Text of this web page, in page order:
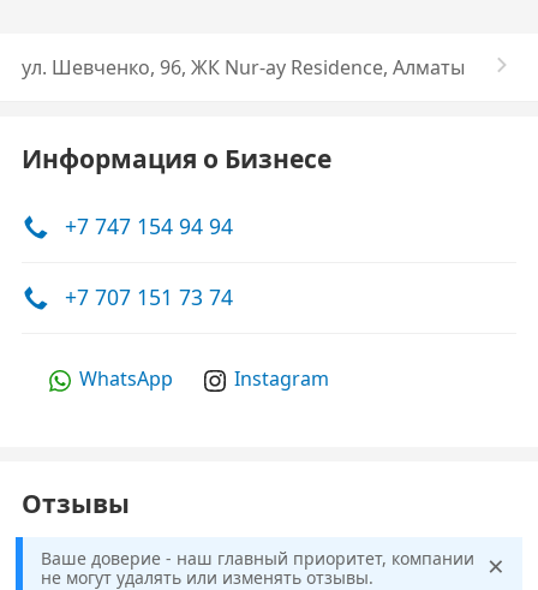
ул. Шевченко, 96, ​ЖК Nur-ay Residence​, Алматы
Информация о Бизнесе
+7 747 154 94 94
+7 707 151 73 74
WhatsApp Instagram
Отзывы
Ваше доверие - наш главный приоритет, компании
не могут удалять или изменять отзывы.
×